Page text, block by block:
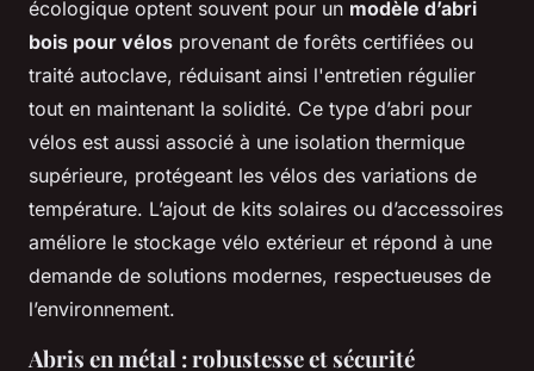
écologique optent souvent pour un modèle d’abri
bois pour vélos provenant de forêts certifiées ou
traité autoclave, réduisant ainsi l'entretien régulier
tout en maintenant la solidité. Ce type d’abri pour
vélos est aussi associé à une isolation thermique
supérieure, protégeant les vélos des variations de
température. L’ajout de kits solaires ou d’accessoires
améliore le stockage vélo extérieur et répond à une
demande de solutions modernes, respectueuses de
l’environnement.
Abris en métal : robustesse et sécurité